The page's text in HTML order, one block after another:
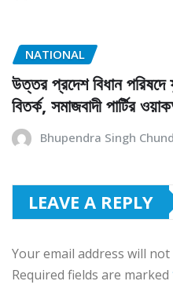
NATIONAL
উত্তর প্রদেশ বিধান পরিষদে
বিতর্ক, সমাজবাদী পার্টির
Bhupendra Singh
LEAVE A REPLY
Your email address will
Required fields are marked